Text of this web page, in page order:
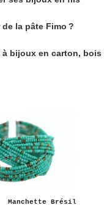
la pâte Fimo ?
bijoux en carton, bois
Manchette Brésil